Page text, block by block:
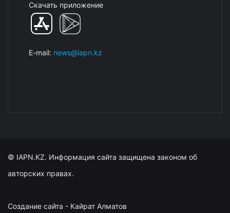
Скачать приложение
E-mail: news@iapn.kz
© IAPN.KZ. Информация сайта защищена законом об
авторских правах.
Создание сайта - Кайрат Алматов